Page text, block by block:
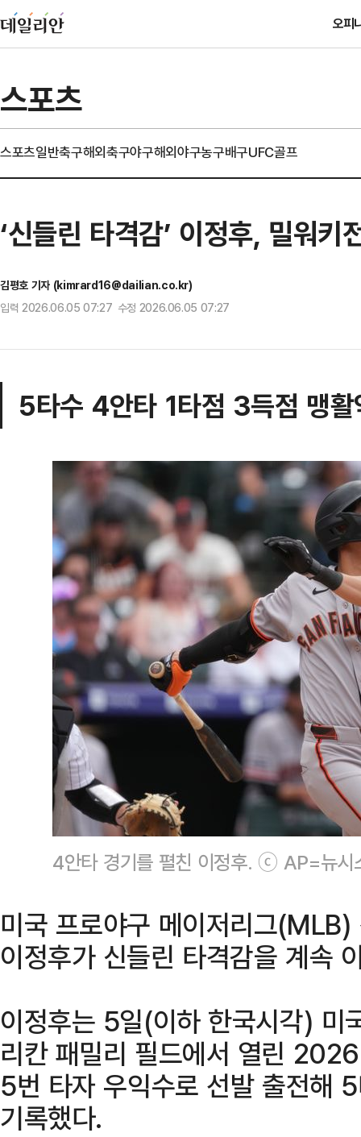
오피
스포츠
스포츠일반축구해외축구야구해외야구농구배구UFC골프
‘신들린 타격감’ 이정후, 밀워
김평호 기자 (kimrard16@dailian.co.kr)
입력 2026.06.05 07:27 수정 2026.06.05 07:27
5타수 4안타 1타점 3득점 맹
4안타 경기를 펼친 이정후. ⓒ AP=뉴시
미국 프로야구 메이저리그
이정후가 신들린 타격감을 계속
이정후는 5일(이하 한국시각) 미
리칸 패밀리 필드에서 열린
5번 타자 우익수로 선발 출전해
기록했다.